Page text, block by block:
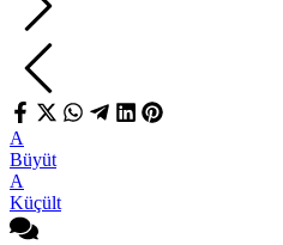
A
Büyüt
A
Küçült